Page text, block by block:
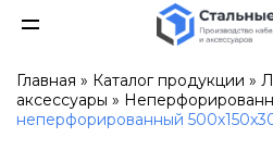
Главная » Каталог продукции »
аксессуары »
неперфорированный